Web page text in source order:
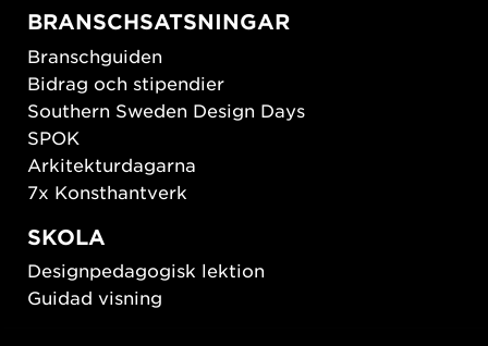
BRANSCHSATSNINGAR
Branschguiden
Bidrag och stipendier
Southern Sweden Design Days
SPOK
Arkitekturdagarna
7x Konsthantverk
SKOLA
Designpedagogisk lektion
Guidad visning